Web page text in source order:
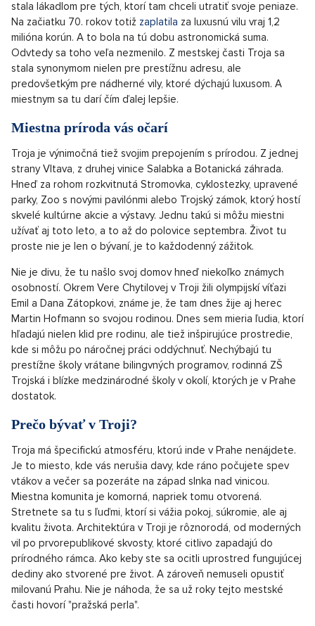
Blanka, k diaľnici D8, ktorá sa napája až na nemeckú diaľnicu
A17, ale aj do centra Prahy, kde nájdete mnoho skvelých
reštaurácií a i historických miest, ktoré lákajú na
prechádzku. Vďaka Trojskému mostu a pešej lávke je centrum
mesta dostupné behom niekoľkých minút. Či už idete autom,
na bicykli alebo električkou, spojenie je rýchle.
ponúka nespočetne krásne miesta s úchvatným výhľadom,
od botanickej záhrady, si tu nechala napríklad postaviť známa
režisérka Věra Chytilová. A už vtedy sa príroda v Troji rýchlo
stala lákadlom pre tých, ktorí tam chceli utratiť svoje peniaze.
Na začiatku 70. rokov totižzaplatila za luxusnú vilu vraj 1,2
milióna korún. A to bola na tú dobu astronomická suma.
Odvtedy sa toho veľa nezmenilo. Z mestskej časti Troja sa
stala synonymom nielen pre prestížnu adresu, ale
predovšetkým pre nádherné vily, ktoré dýchajú luxusom. A
miestnym sa tu darí čím ďalej lepšie.
Miestna príroda vás očarí
Troja je výnimočná tiež svojim prepojením s prírodou. Z jednej
strany Vltava, z druhej vinice Salabka a Botanická záhrada.
Hneď za rohom rozkvitnutá Stromovka, cyklostezky, upravené
parky, Zoo s novými pavilónmi alebo Trojský zámok, ktorý hostí
skvelé kultúrne akcie a výstavy. Jednu takú si môžu miestni
proste nie je len o bývaní, je to každodenný zážitok.
Nie je divu, že tu našlo svoj domov hneď niekoľko známych
osobností. Okrem Vere Chytilovej v Troji žili olympijskí víťazi
Emil a Dana Zátopkovi, známe je, že tam dnes žije aj herec
Martin Hofmann so svojou rodinou. Dnes sem mieria ľudia, ktorí
hľadajú nielen klid pre rodinu, ale tiež inšpirujúce prostredie,
kde si môžu po náročnej práci oddýchnuť. Nechýbajú tu
prestížne školy vrátane bilingvných programov, rodinná ZŠ
Trojská i blízke medzinárodné školy v okolí, ktorých je v Prahe
dostatok.
Prečo bývať v Troji?